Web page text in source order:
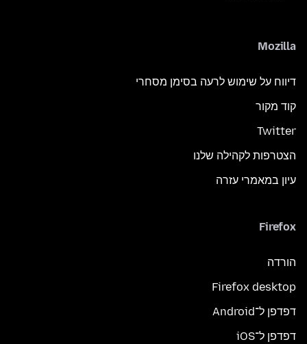
Mozilla
דיווח על שימוש לרעה בסימן מסחרי
קוד מקור
Twitter
הצטרפות לקהילה שלנו
עיון במאמרי עזרה
Firefox
הורדה
Firefox desktop
דפדפן ל־Android
דפדפן ל־iOS